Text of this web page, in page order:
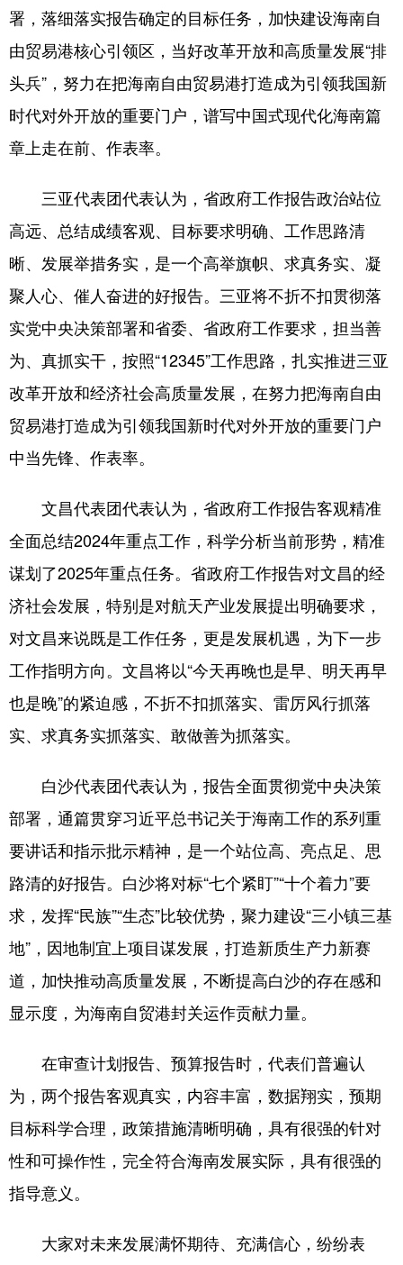
署，落细落实报告确定的目标任务，加快建设海南自
由贸易港核心引领区，当好改革开放和高质量发展“排
头兵”，努力在把海南自由贸易港打造成为引领我国新
时代对外开放的重要门户，谱写中国式现代化海南篇
章上走在前、作表率。
三亚代表团代表认为，省政府工作报告政治站位
高远、总结成绩客观、目标要求明确、工作思路清
晰、发展举措务实，是一个高举旗帜、求真务实、凝
聚人心、催人奋进的好报告。三亚将不折不扣贯彻落
实党中央决策部署和省委、省政府工作要求，担当善
为、真抓实干，按照“12345”工作思路，扎实推进三亚
改革开放和经济社会高质量发展，在努力把海南自由
贸易港打造成为引领我国新时代对外开放的重要门户
中当先锋、作表率。
文昌代表团代表认为，省政府工作报告客观精准
全面总结2024年重点工作，科学分析当前形势，精准
谋划了2025年重点任务。省政府工作报告对文昌的经
济社会发展，特别是对航天产业发展提出明确要求，
对文昌来说既是工作任务，更是发展机遇，为下一步
工作指明方向。文昌将以“今天再晚也是早、明天再早
也是晚”的紧迫感，不折不扣抓落实、雷厉风行抓落
实、求真务实抓落实、敢做善为抓落实。
白沙代表团代表认为，报告全面贯彻党中央决策
部署，通篇贯穿习近平总书记关于海南工作的系列重
要讲话和指示批示精神，是一个站位高、亮点足、思
路清的好报告。白沙将对标“七个紧盯”“十个着力”要
求，发挥“民族”“生态”比较优势，聚力建设“三小镇三基
地”，因地制宜上项目谋发展，打造新质生产力新赛
道，加快推动高质量发展，不断提高白沙的存在感和
显示度，为海南自贸港封关运作贡献力量。
在审查计划报告、预算报告时，代表们普遍认
为，两个报告客观真实，内容丰富，数据翔实，预期
目标科学合理，政策措施清晰明确，具有很强的针对
性和可操作性，完全符合海南发展实际，具有很强的
指导意义。
大家对未来发展满怀期待、充满信心，纷纷表